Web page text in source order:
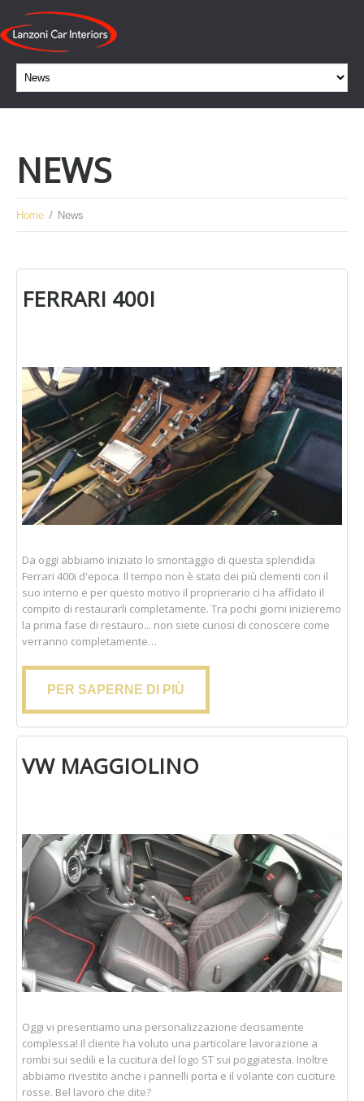
NEWS
Home News
FERRARI 400I
Da oggi abbiamo iniziato lo smontaggio di questa splendida
Ferrari 400i d'epoca. Il tempo non è stato dei più clementi con il
suo interno e per questo motivo il proprierario ci ha affidato il
compito di restaurarli completamente. Tra pochi giorni inizieremo
la prima fase di restauro... non siete curiosi di conoscere come
verranno completamente…
PER SAPERNE DI PIÙ
VW MAGGIOLINO
Oggi vi presentiamo una personalizzazione decisamente
complessa! Il cliente ha voluto una particolare lavorazione a
rombi sui sedili e la cucitura del logo ST sui poggiatesta. Inoltre
abbiamo rivestito anche i pannelli porta e il volante con cuciture
rosse. Bel lavoro che dite?